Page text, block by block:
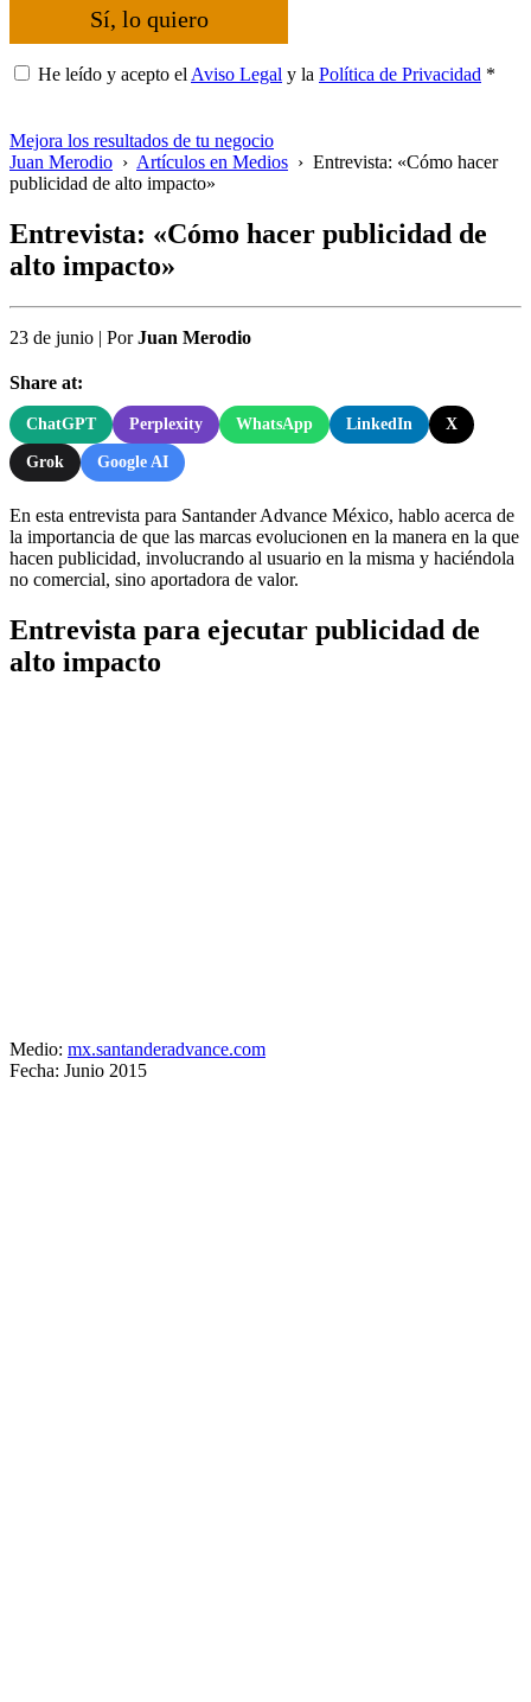
Sí, lo quiero
He leído y acepto el Aviso Legal y la Política de Privacidad *
Mejora los resultados de tu negocio
Juan Merodio › Artículos en Medios › Entrevista: «Cómo hacer
publicidad de alto impacto»
Entrevista: «Cómo hacer publicidad de
alto impacto»
23 de junio | PorJuan Merodio
Share at:
ChatGPT Perplexity WhatsApp LinkedIn X
Grok Google AI
En esta entrevista para Santander Advance México, hablo acerca de
la importancia de que las marcas evolucionen en la manera en la que
hacen publicidad, involucrando al usuario en la misma y haciéndola
no comercial, sino aportadora de valor.
Entrevista para ejecutar publicidad de
alto impacto
Medio: mx.santanderadvance.com
Fecha: Junio 2015